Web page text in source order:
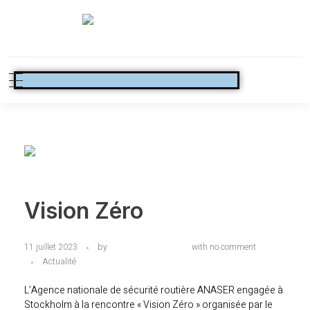
Vision Zéro
11 juillet 2023 by with no comment
Actualité
L’Agence nationale de sécurité routière ANASER engagée à
Stockholm à la rencontre « Vision Zéro » organisée par le